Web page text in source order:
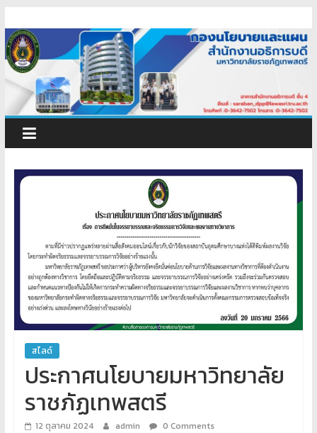
สไลด์
ประกาศนโยบายมหาวิทยาลัย
ราชภัฏเทพสตรี
12 ตุลาคม 2024 admin 0 Comments